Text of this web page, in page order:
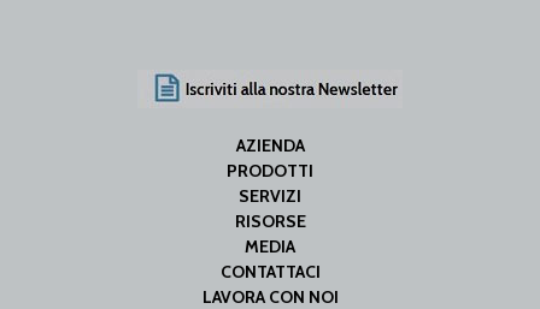
AZIENDA
PRODOTTI
SERVIZI
RISORSE
MEDIA
CONTATTACI
LAVORA CON NOI